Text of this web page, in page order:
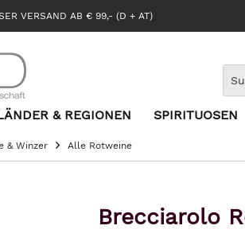
VERSAND AB € 99,- (D + AT)
& REGIONEN SPIRITUOSEN
& Winzer Alle Rotweine
Brecciarolo